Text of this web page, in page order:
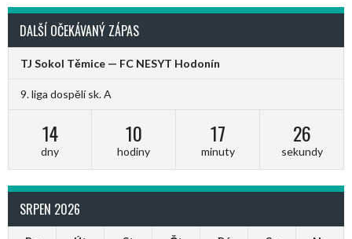
DALŠÍ OČEKÁVANÝ ZÁPAS
TJ Sokol Těmice — FC NESYT Hodonín
9. liga dospělí sk. A
14
dny
10
hodiny
17
minuty
26
sekundy
SRPEN 2026